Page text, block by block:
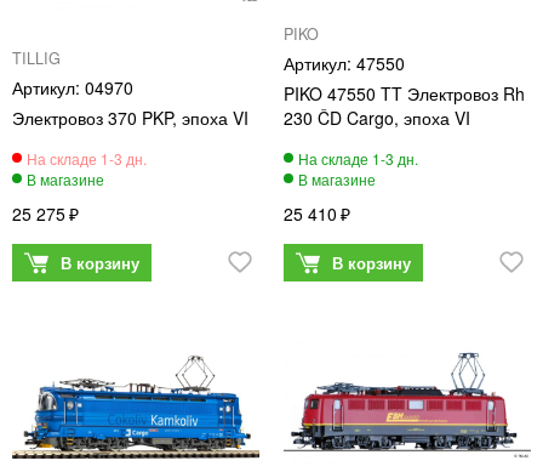
TILLIG
04970
Электровоз 370 PKP, эпоха VI
25 275
PIKO
47550
PIKO 47550 TT Электровоз Rh
230 ČD Cargo, эпоха VI
25 410